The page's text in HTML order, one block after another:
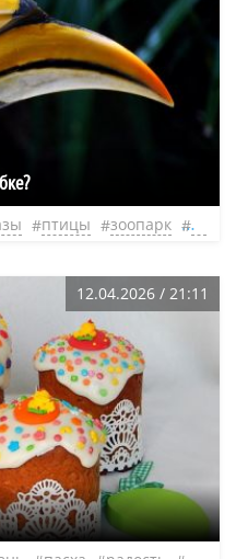
птицы зоопарк нео
12.04.2026 / 21:11